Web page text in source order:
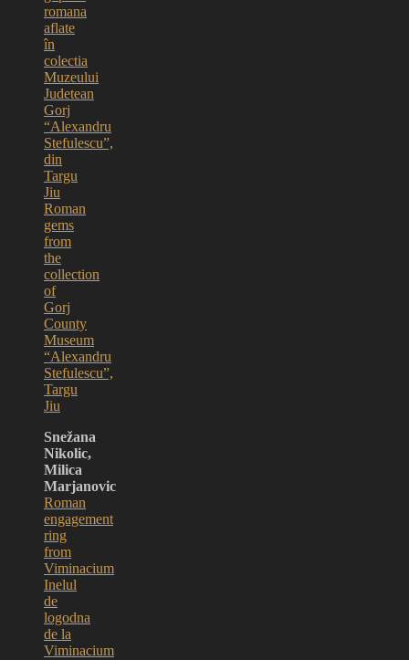
romana
aflate
în
colectia
Muzeului
Judetean
Gorj
“Alexandru
Stefulescu”,
din
Targu
Jiu
Roman
gems
from
the
collection
of
Gorj
County
Museum
“Alexandru
Stefulescu”,
Targu
Jiu
Snežana
Nikolic,
Milica
Marjanovic
Roman
engagement
ring
from
Viminacium
Inelul
de
logodna
de la
Viminacium